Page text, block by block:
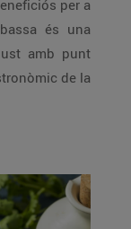
per a
és una
amb punt
de la